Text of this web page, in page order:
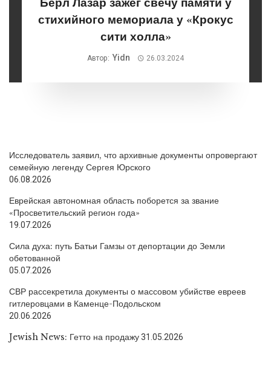
стихийного мемориала у «Крокус
сити холла»
Автор: Yidn 26.03.2024
Исследователь заявил, что архивные документы опровергают
семейную легенду Сергея Юрского
06.08.2026
Еврейская автономная область поборется за звание
«Просветительский регион года»
19.07.2026
Сила духа: путь Батьи Гамзы от депортации до Земли
обетованной
05.07.2026
СВР рассекретила документы о массовом убийстве евреев
гитлеровцами в Каменце-Подольском
20.06.2026
Jewish News: Гетто на продажу31.05.2026